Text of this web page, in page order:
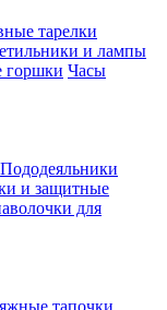
тарелки
и лампы
горшки Часы
Пододеяльники
и защитные
для
тапочки